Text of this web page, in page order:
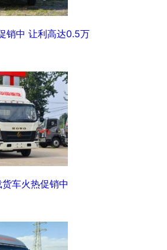
销中 让利高达0.5万
车火热促销中